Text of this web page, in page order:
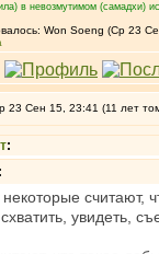
в невозмутимом (самадхи)
Won Soeng (Ср 23
23 Сен 15, 23:41 (11 лет
:
:
некоторые
увидеть,